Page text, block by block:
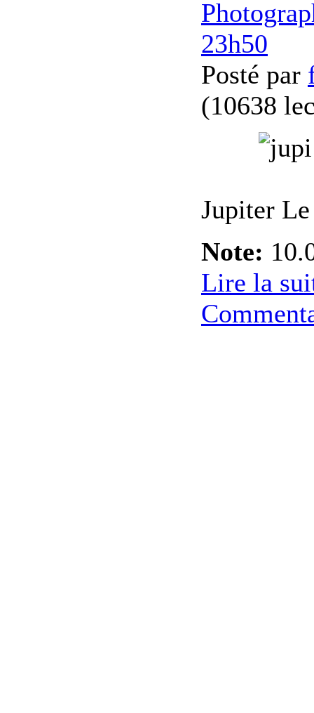
23h50
Posté par
(10638
Jupiter
Note:
Lire la